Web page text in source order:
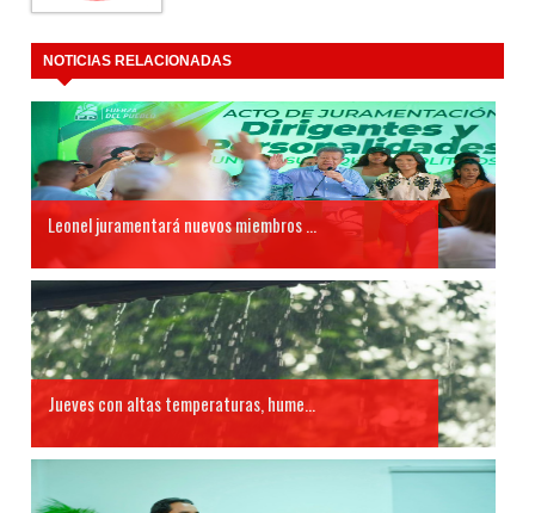
NOTICIAS RELACIONADAS
Leonel juramentará nuevos miembros ...
Jueves con altas temperaturas, hume...